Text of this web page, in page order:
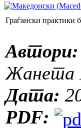
Граѓански практики
Автори:
Жанета
Дата:
PDF: